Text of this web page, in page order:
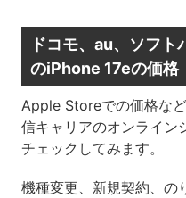
ドコモ、au、ソフト
のiPhone 17eの価格
Apple Storeでの価格な
信キャリアのオンライン
チェックしてみます。
機種変更、新規契約、の